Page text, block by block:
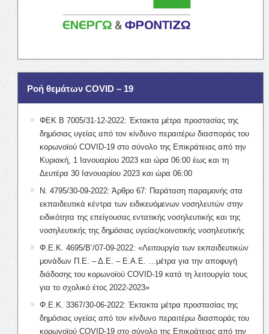
Ροή θεμάτων COVID – 19
ΦΕΚ Β 7005/31-12-2022: Έκτακτα μέτρα προστασίας της
δημόσιας υγείας από τον κίνδυνο περαιτέρω διασποράς του
κορωνοϊού COVID-19 στο σύνολο της Επικράτειας από την
Κυριακή, 1 Ιανουαρίου 2023 και ώρα 06:00 έως και τη
Δευτέρα 30 Ιανουαρίου 2023 και ώρα 06:00
Ν. 4795/30-09-2022: Άρθρο 67: Παράταση παραμονής στα
εκπαιδευτικά κέντρα των ειδικευόμενων νοσηλευτών στην
ειδικότητα της επείγουσας εντατικής νοσηλευτικής και της
νοσηλευτικής της δημόσιας υγείας/κοινοτικής νοσηλευτικής
Φ.Ε.Κ. 4695/Β’/07-09-2022: «Λειτουργία των εκπαιδευτικών
μονάδων Π.Ε. – Δ.Ε. – Ε.Α.Ε. …μέτρα για την αποφυγή
διάδοσης του κορωνοϊού COVID-19 κατά τη λειτουργία τους
για το σχολικό έτος 2022-2023»
Φ.Ε.Κ. 3367/30-06-2022: Έκτακτα μέτρα προστασίας της
δημόσιας υγείας από τον κίνδυνο περαιτέρω διασποράς του
κορωνοϊού COVID-19 στο σύνολο της Επικράτειας από την